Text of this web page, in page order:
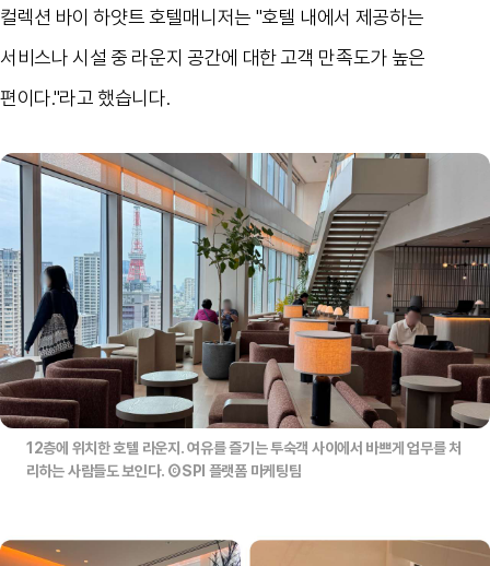
컬렉션 바이 하얏트 호텔매니저는 "호텔 내에서 제공하는
서비스나 시설 중 라운지 공간에 대한 고객 만족도가 높은
편이다."라고 했습니다.
12층에 위치한 호텔 라운지. 여유를 즐기는 투숙객 사이에서 바쁘게 업무를 처
리하는 사람들도 보인다. ⒸSPI 플랫폼 마케팅팀